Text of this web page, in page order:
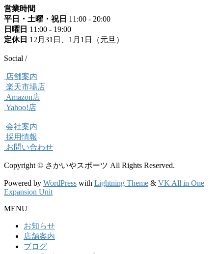
営業時間
平日・土曜・祝日 11:00 - 20:00
日曜日 11:00 - 19:00
定休日 12月31日、1月1日（元旦）
Social /
店舗案内
楽天市場店
Amazon店
Yahoo!店
会社案内
採用情報
お問い合わせ
Copyright © さかいやスポーツ All Rights Reserved.
Powered by WordPress with Lightning Theme & VK All in One
Expansion Unit
MENU
お知らせ
店舗案内
ブログ